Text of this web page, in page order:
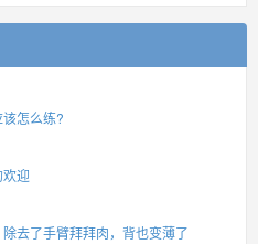
怎么练?
迎
去了手臂拜拜肉，背也变薄了